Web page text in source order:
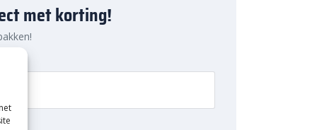
met korting!